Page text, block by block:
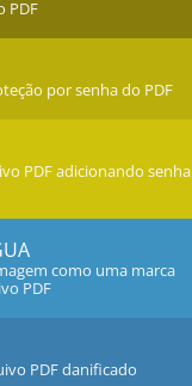
PDF
por senha do PDF
PDF adicionando senha
como uma marca
PDF
PDF danificado